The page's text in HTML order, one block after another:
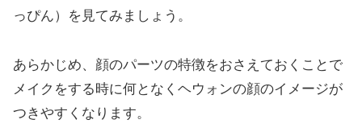
っぴん）を見てみましょう。
あらかじめ、顔のパーツの特徴をおさえておくことで
メイクをする時に何となくヘウォンの顔のイメージが
つきやすくなります。